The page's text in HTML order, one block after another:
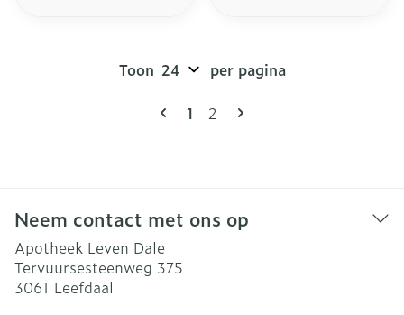
Pagina's
U lees momenteel pagina
1 Pagina
2
Toon per pagina
Neem contact met ons op
Apotheek Leven Dale
Tervuursesteenweg 375
3061 Leefdaal